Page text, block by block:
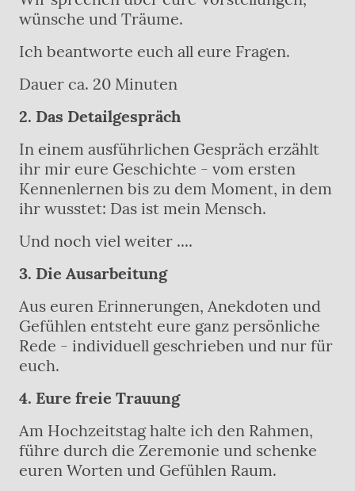
wünsche und Träume.
Ich beantworte euch all eure Fragen.
Dauer ca. 20 Minuten
2. Das Detailgespräch
In einem ausführlichen Gespräch erzählt
ihr mir eure Geschichte - vom ersten
Kennenlernen bis zu dem Moment, in dem
ihr wusstet: Das ist mein Mensch.
Und noch viel weiter ....
3. Die Ausarbeitung
Aus euren Erinnerungen, Anekdoten und
Gefühlen entsteht eure ganz persönliche
Rede - individuell geschrieben und nur für
euch.
4. Eure freie Trauung
Am Hochzeitstag halte ich den Rahmen,
führe durch die Zeremonie und schenke
euren Worten und Gefühlen Raum.